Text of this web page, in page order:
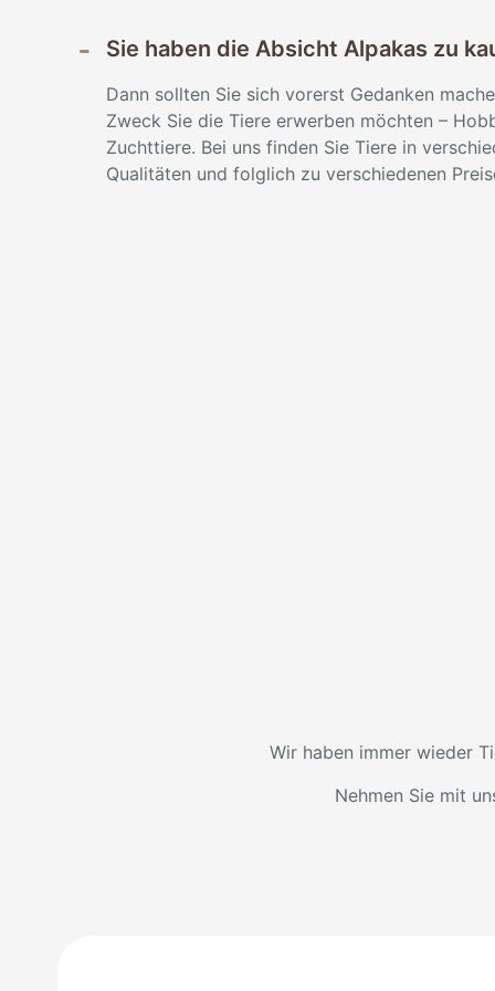
Sie haben die Absicht Alpakas zu
Dann sollten Sie sich vorerst Gedanken
Zweck Sie die Tiere erwerben möchten –
Zuchttiere. Bei uns finden Sie Tiere in
Qualitäten und folglich zu verschiedenen
Wir haben immer wieder
Nehmen Sie mit